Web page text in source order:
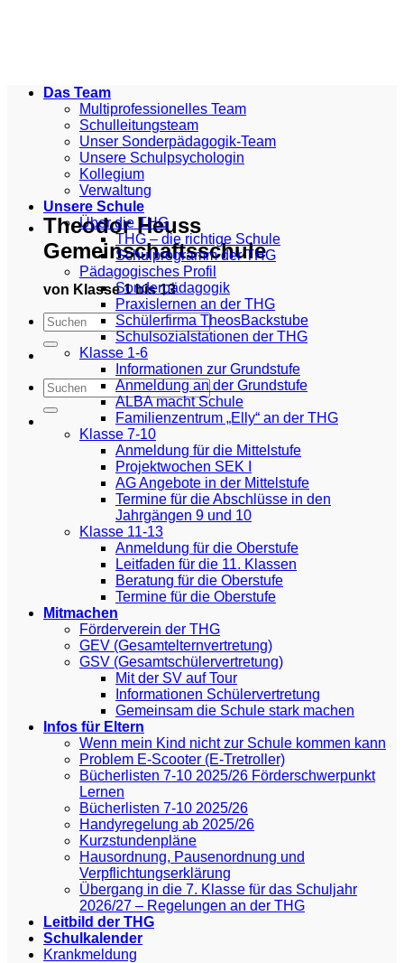
Theodor Heuss
Gemeinschaftsschule
von Klasse 1 bis 13
Das Team
Multiprofessionelles Team
Schulleitungsteam
Unser Sonderpädagogik-Team
Unsere Schulpsychologin
Kollegium
Verwaltung
Unsere Schule
Über die THG
THG – die richtige Schule
Schulprogramm der THG
Pädagogisches Profil
Sonderpädagogik
Praxislernen an der THG
Schülerfirma TheosBackstube
Schulsozialstationen der THG
Klasse 1-6
Informationen zur Grundstufe
Anmeldung an der Grundstufe
ALBA macht Schule
Familienzentrum „Elly“ an der THG
Klasse 7-10
Anmeldung für die Mittelstufe
Projektwochen SEK I
AG Angebote in der Mittelstufe
Termine für die Abschlüsse in den
Jahrgängen 9 und 10
Klasse 11-13
Anmeldung für die Oberstufe
Leitfaden für die 11. Klassen
Beratung für die Oberstufe
Termine für die Oberstufe
Mitmachen
Förderverein der THG
GEV (Gesamtelternvertretung)
GSV (Gesamtschülervertretung)
Mit der SV auf Tour
Informationen Schülervertretung
Gemeinsam die Schule stark machen
Infos für Eltern
Wenn mein Kind nicht zur Schule kommen kann
Problem E-Scooter (E-Tretroller)
Bücherlisten 7-10 2025/26 Förderschwerpunkt
Lernen
Bücherlisten 7-10 2025/26
Handyregelung ab 2025/26
Kurzstundenpläne
Hausordnung, Pausenordnung und
Verpflichtungserklärung
Übergang in die 7. Klasse für das Schuljahr
2026/27 – Regelungen an der THG
Leitbild der THG
Schulkalender
Krankmeldung